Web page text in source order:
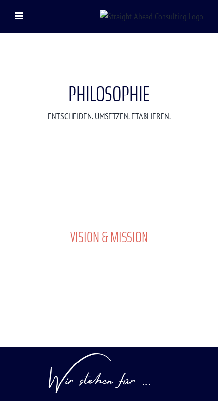
Inhalt
springen
PHILOSOPHIE
ENTSCHEIDEN. UMSETZEN. ETABLIEREN.
VISION & MISSION
Wir stehen für …